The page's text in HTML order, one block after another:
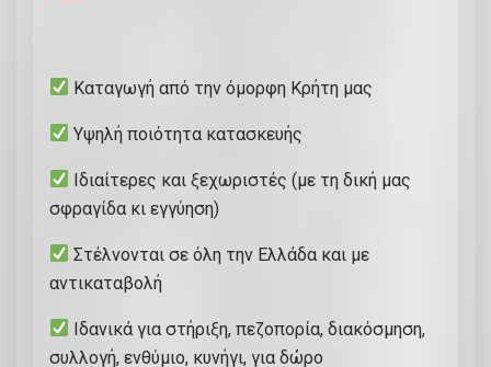
Καταγωγή από την όμορφη Κρήτη μας
Υψηλή ποιότητα κατασκευής
Ιδιαίτερες και ξεχωριστές (με τη δική μας
σφραγίδα κι εγγύηση)
Στέλνονται σε όλη την Ελλάδα και με
αντικαταβολή
Ιδανικά για στήριξη, πεζοπορία, διακόσμηση,
συλλογή, ενθύμιο, κυνήγι, για δώρο